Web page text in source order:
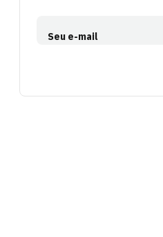
Seu e-mail